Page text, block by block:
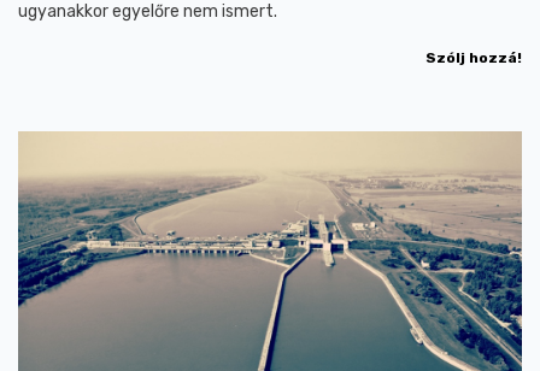
ugyanakkor egyelőre nem ismert.
Szólj hozzá!